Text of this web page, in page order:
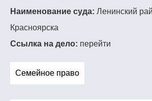
Наименование суда: Ленинский
Красноярска
Ссылка на дело: перейти
Семейное право